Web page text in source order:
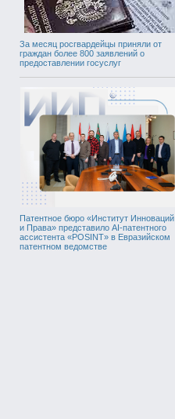
За месяц росгвардейцы приняли от
граждан более 800 заявлений о
предоставлении госуслуг
Патентное бюро «Институт Инноваций
и Права» представило AI-патентного
ассистента «POSINT» в Евразийском
патентном ведомстве